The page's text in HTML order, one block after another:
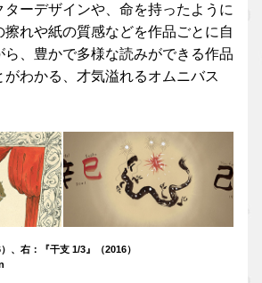
ーデザインや、命を持ったように
れや紙の質感などを作品ごとに自
ら、豊かで多様な読みができる作品
がわかる、才気溢れるオムニバス
、右：『干支 1/3』（2016）